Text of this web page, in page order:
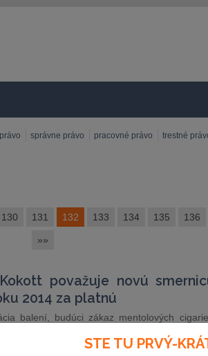
správne právo pracovné právo trestné
130 131 132 133 134 135 136
»»
považuje novú
2014 za platnú
balení, budúci zákaz mentolových
sú právoplatné
STE TU PRVÝ-